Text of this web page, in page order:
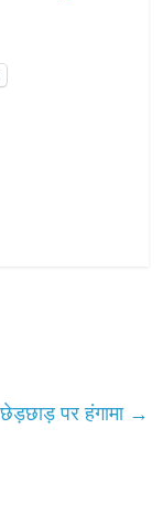
पर हंगामा →